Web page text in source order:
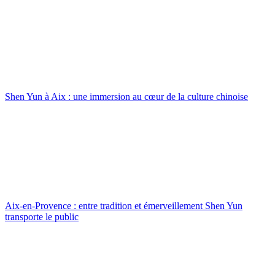
Shen Yun à Aix : une immersion au cœur de la culture chinoise
Aix-en-Provence : entre tradition et émerveillement Shen Yun
transporte le public